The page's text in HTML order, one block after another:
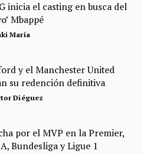
inicia el casting en busca del
Mbappé
María
y el Manchester United
su redención definitiva
Diéguez
por el MVP en la Premier,
Bundesliga y Ligue 1